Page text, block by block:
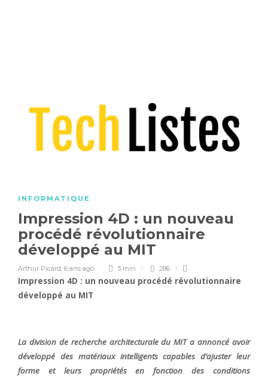
INFORMATIQUE
Impression 4D : un nouveau
procédé révolutionnaire
développé au MIT
Arthur Picard, 6 ans ago 3 min 286
Impression 4D : un nouveau procédé révolutionnaire
développé au MIT
La division de recherche architecturale du MIT a annoncé avoir
développé des matériaux intelligents capables d’ajuster leur
forme et leurs propriétés en fonction des conditions